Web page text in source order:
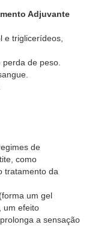
Adjuvante
e triglicerídeos,
de peso.
de
como
tratamento da
um gel
um efeito
a sensação